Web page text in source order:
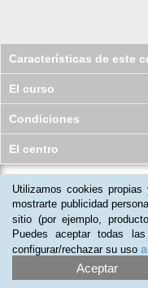
Características de este
El curso
Condiciones
El centro
( 4)
Utilizamos cookies
mostrarte publicidad
sitio (por ejemplo,
Puedes aceptar todas
configurar/rechazar su uso
Aceptar